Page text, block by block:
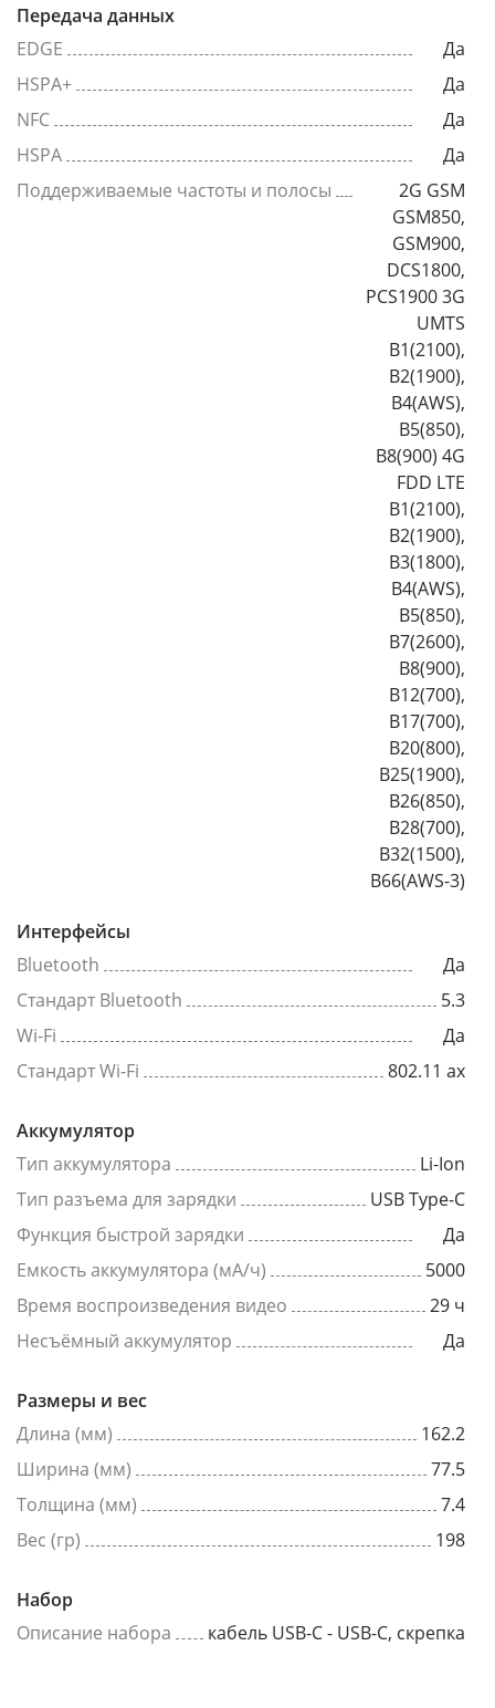
Передача данных
EDGE
Да
HSPA+
Да
NFC
Да
HSPA
Да
Поддерживаемые частоты и полосы
2G GSM
GSM850,
GSM900,
DCS1800,
PCS1900 3G
UMTS
B1(2100),
B2(1900),
B4(AWS),
B5(850),
B8(900) 4G
FDD LTE
B1(2100),
B2(1900),
B3(1800),
B4(AWS),
B5(850),
B7(2600),
B8(900),
B12(700),
B17(700),
B20(800),
B25(1900),
B26(850),
B28(700),
B32(1500),
B66(AWS-3)
Интерфейсы
Bluetooth
Да
Стандарт Bluetooth
5.3
Wi-Fi
Да
Стандарт Wi-Fi
802.11 ax
Аккумулятор
Тип аккумулятора
Li-Ion
Тип разъема для зарядки
USB Type-C
Функция быстрой зарядки
Да
Емкость аккумулятора (мА/ч)
5000
Время воспроизведения видео
29 ч
Несъёмный аккумулятор
Да
Размеры и вес
Длина (мм)
162.2
Ширина (мм)
77.5
Толщина (мм)
7.4
Вес (гр)
198
Набор
Описание набора
кабель USB-C - USB-C, скрепка